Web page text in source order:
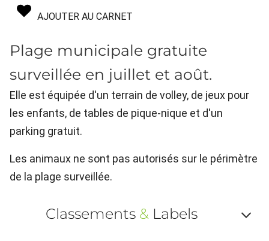
AJOUTER AU CARNET
Plage municipale gratuite
surveillée en juillet et août.
Elle est équipée d'un terrain de volley, de jeux pour
les enfants, de tables de pique-nique et d'un
parking gratuit.
Les animaux ne sont pas autorisés sur le périmètre
de la plage surveillée.
Classements &Labels